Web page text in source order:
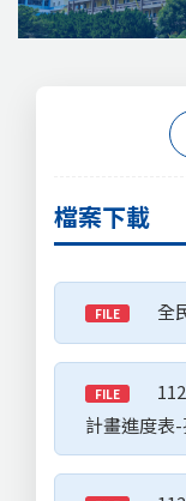
檔案下載
FILE 全
FILE
計畫進度表